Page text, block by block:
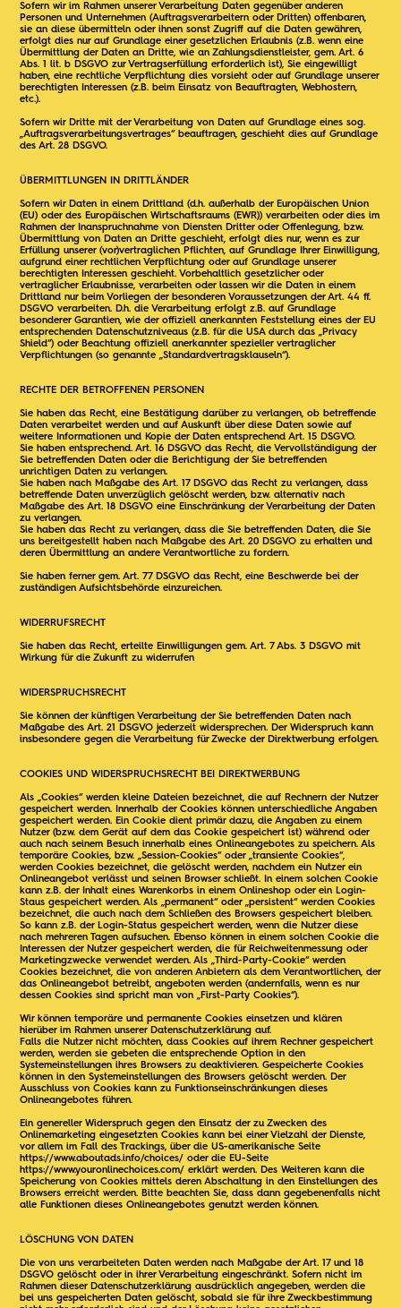
Sofern wir im Rahmen unserer Verarbeitung Daten gegenüber anderen
Personen und Unternehmen (Auftragsverarbeitern oder Dritten) offenbaren,
sie an diese übermitteln oder ihnen sonst Zugriff auf die Daten gewähren,
erfolgt dies nur auf Grundlage einer gesetzlichen Erlaubnis (z.B. wenn eine
Übermittlung der Daten an Dritte, wie an Zahlungsdienstleister, gem. Art. 6
Abs. 1 lit. b DSGVO zur Vertragserfüllung erforderlich ist), Sie eingewilligt
haben, eine rechtliche Verpflichtung dies vorsieht oder auf Grundlage unserer
berechtigten Interessen (z.B. beim Einsatz von Beauftragten, Webhostern,
etc.).
Sofern wir Dritte mit der Verarbeitung von Daten auf Grundlage eines sog.
„Auftragsverarbeitungsvertrages“ beauftragen, geschieht dies auf Grundlage
des Art. 28 DSGVO.
ÜBERMITTLUNGEN IN DRITTLÄNDER
Sofern wir Daten in einem Drittland (d.h. außerhalb der Europäischen Union
(EU) oder des Europäischen Wirtschaftsraums (EWR)) verarbeiten oder dies im
Rahmen der Inanspruchnahme von Diensten Dritter oder Offenlegung, bzw.
Übermittlung von Daten an Dritte geschieht, erfolgt dies nur, wenn es zur
Erfüllung unserer (vor)vertraglichen Pflichten, auf Grundlage Ihrer Einwilligung,
aufgrund einer rechtlichen Verpflichtung oder auf Grundlage unserer
berechtigten Interessen geschieht. Vorbehaltlich gesetzlicher oder
vertraglicher Erlaubnisse, verarbeiten oder lassen wir die Daten in einem
Drittland nur beim Vorliegen der besonderen Voraussetzungen der Art. 44 ff.
DSGVO verarbeiten. D.h. die Verarbeitung erfolgt z.B. auf Grundlage
besonderer Garantien, wie der offiziell anerkannten Feststellung eines der EU
entsprechenden Datenschutzniveaus (z.B. für die USA durch das „Privacy
Shield“) oder Beachtung offiziell anerkannter spezieller vertraglicher
Verpflichtungen (so genannte „Standardvertragsklauseln“).
RECHTE DER BETROFFENEN PERSONEN
Sie haben das Recht, eine Bestätigung darüber zu verlangen, ob betreffende
Daten verarbeitet werden und auf Auskunft über diese Daten sowie auf
weitere Informationen und Kopie der Daten entsprechend Art. 15 DSGVO.
Sie haben entsprechend. Art. 16 DSGVO das Recht, die Vervollständigung der
Sie betreffenden Daten oder die Berichtigung der Sie betreffenden
unrichtigen Daten zu verlangen.
Sie haben nach Maßgabe des Art. 17 DSGVO das Recht zu verlangen, dass
betreffende Daten unverzüglich gelöscht werden, bzw. alternativ nach
Maßgabe des Art. 18 DSGVO eine Einschränkung der Verarbeitung der Daten
zu verlangen.
Sie haben das Recht zu verlangen, dass die Sie betreffenden Daten, die Sie
uns bereitgestellt haben nach Maßgabe des Art. 20 DSGVO zu erhalten und
deren Übermittlung an andere Verantwortliche zu fordern.
Sie haben ferner gem. Art. 77 DSGVO das Recht, eine Beschwerde bei der
zuständigen Aufsichtsbehörde einzureichen.
WIDERRUFSRECHT
Sie haben das Recht, erteilte Einwilligungen gem. Art. 7 Abs. 3 DSGVO mit
Wirkung für die Zukunft zu widerrufen
WIDERSPRUCHSRECHT
Sie können der künftigen Verarbeitung der Sie betreffenden Daten nach
Maßgabe des Art. 21 DSGVO jederzeit widersprechen. Der Widerspruch kann
insbesondere gegen die Verarbeitung für Zwecke der Direktwerbung erfolgen.
COOKIES UND WIDERSPRUCHSRECHT BEI DIREKTWERBUNG
Als „Cookies“ werden kleine Dateien bezeichnet, die auf Rechnern der Nutzer
gespeichert werden. Innerhalb der Cookies können unterschiedliche Angaben
gespeichert werden. Ein Cookie dient primär dazu, die Angaben zu einem
Nutzer (bzw. dem Gerät auf dem das Cookie gespeichert ist) während oder
auch nach seinem Besuch innerhalb eines Onlineangebotes zu speichern. Als
temporäre Cookies, bzw. „Session-Cookies“ oder „transiente Cookies“,
werden Cookies bezeichnet, die gelöscht werden, nachdem ein Nutzer ein
Onlineangebot verlässt und seinen Browser schließt. In einem solchen Cookie
kann z.B. der Inhalt eines Warenkorbs in einem Onlineshop oder ein Login-
Staus gespeichert werden. Als „permanent“ oder „persistent“ werden Cookies
bezeichnet, die auch nach dem Schließen des Browsers gespeichert bleiben.
So kann z.B. der Login-Status gespeichert werden, wenn die Nutzer diese
nach mehreren Tagen aufsuchen. Ebenso können in einem solchen Cookie die
Interessen der Nutzer gespeichert werden, die für Reichweitenmessung oder
Marketingzwecke verwendet werden. Als „Third-Party-Cookie“ werden
Cookies bezeichnet, die von anderen Anbietern als dem Verantwortlichen, der
das Onlineangebot betreibt, angeboten werden (andernfalls, wenn es nur
dessen Cookies sind spricht man von „First-Party Cookies“).
Wir können temporäre und permanente Cookies einsetzen und klären
hierüber im Rahmen unserer Datenschutzerklärung auf.
Falls die Nutzer nicht möchten, dass Cookies auf ihrem Rechner gespeichert
werden, werden sie gebeten die entsprechende Option in den
Systemeinstellungen ihres Browsers zu deaktivieren. Gespeicherte Cookies
können in den Systemeinstellungen des Browsers gelöscht werden. Der
Ausschluss von Cookies kann zu Funktionseinschränkungen dieses
Onlineangebotes führen.
Ein genereller Widerspruch gegen den Einsatz der zu Zwecken des
Onlinemarketing eingesetzten Cookies kann bei einer Vielzahl der Dienste,
vor allem im Fall des Trackings, über die US-amerikanische Seite
https://www.aboutads.info/choices/ oder die EU-Seite
https://www.youronlinechoices.com/ erklärt werden. Des Weiteren kann die
Speicherung von Cookies mittels deren Abschaltung in den Einstellungen des
Browsers erreicht werden. Bitte beachten Sie, dass dann gegebenenfalls nicht
alle Funktionen dieses Onlineangebotes genutzt werden können.
LÖSCHUNG VON DATEN
Die von uns verarbeiteten Daten werden nach Maßgabe der Art. 17 und 18
DSGVO gelöscht oder in ihrer Verarbeitung eingeschränkt. Sofern nicht im
Rahmen dieser Datenschutzerklärung ausdrücklich angegeben, werden die
bei uns gespeicherten Daten gelöscht, sobald sie für ihre Zweckbestimmung